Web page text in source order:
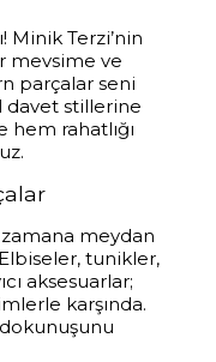
Minik Terzi’nin
mevsime ve
parçalar seni
davet stillerine
rahatlığı
meydan
tunikler,
aksesuarlar;
karşında.